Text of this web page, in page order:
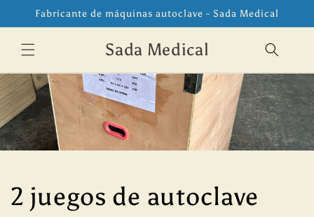
directamente
al contenido
Fabricante de máquinas autoclave - Sada Medical
Sada Medical
2 juegos de autoclave